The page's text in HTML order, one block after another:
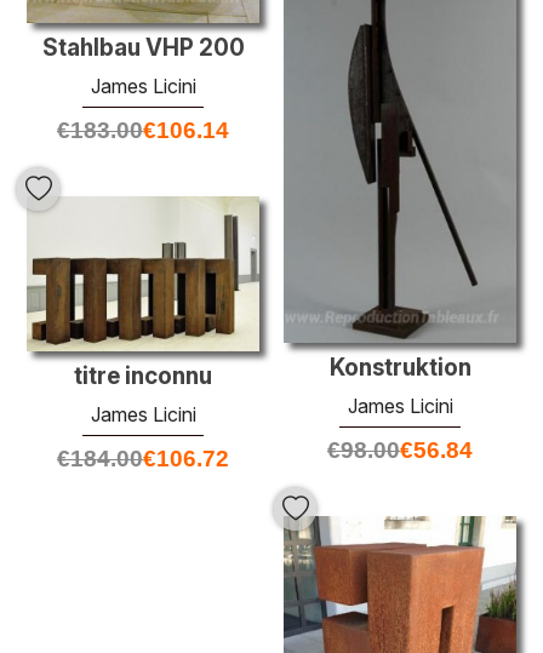
Stahlbau VHP 200
James Licini
€183.00€106.14
Konstruktion
James Licini
€98.00€56.84
titre inconnu
James Licini
€184.00€106.72